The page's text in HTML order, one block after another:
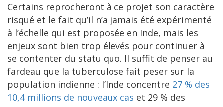
Certains reprocheront à ce projet son caractère
risqué et le fait qu’il n’a jamais été expérimenté
à l’échelle qui est proposée en Inde, mais les
enjeux sont bien trop élevés pour continuer à
se contenter du statu quo. Il suffit de penser au
fardeau que la tuberculose fait peser sur la
population indienne : l’Inde concentre 27 % des
10,4 millions de nouveaux cas et 29 % des